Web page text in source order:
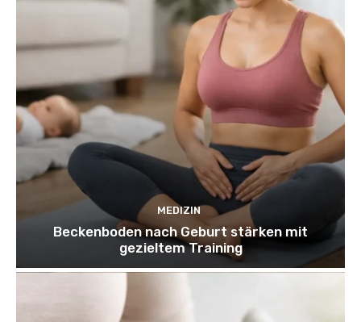
MEDIZIN
Beckenboden nach Geburt stärken mit
gezieltem Training